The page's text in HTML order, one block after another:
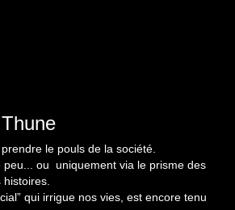
le pouls de la société.
peu... ou uniquement via le prisme des
qui irrigue nos vies, est encore tenu